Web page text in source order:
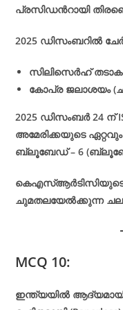
പ്രസിഡൻറായി
2025 ഡിസംബറിൽ
സിലിസെർഹ്
കോപ്ര ജലാശയം
2025 ഡിസംബർ 24 ന്
അമേരിക്കയുടെ
ബ്ലൂബേഡ് – 6
ചുമതലയേൽക്കുന്ന
MCQ 10:
ഇന്ത്യയിൽ